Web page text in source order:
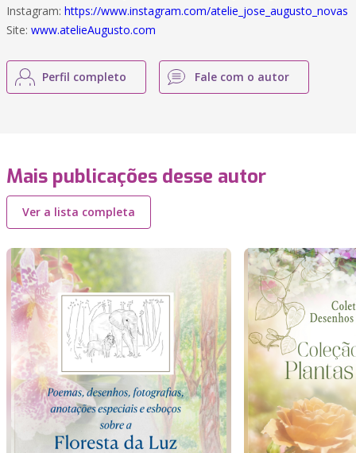
Instagram: https://www.instagram.com/atelie_jose_augusto_novas
Site: www.atelieAugusto.com
Perfil completo Fale com o autor
Mais publicações desse autor
Ver a lista completa